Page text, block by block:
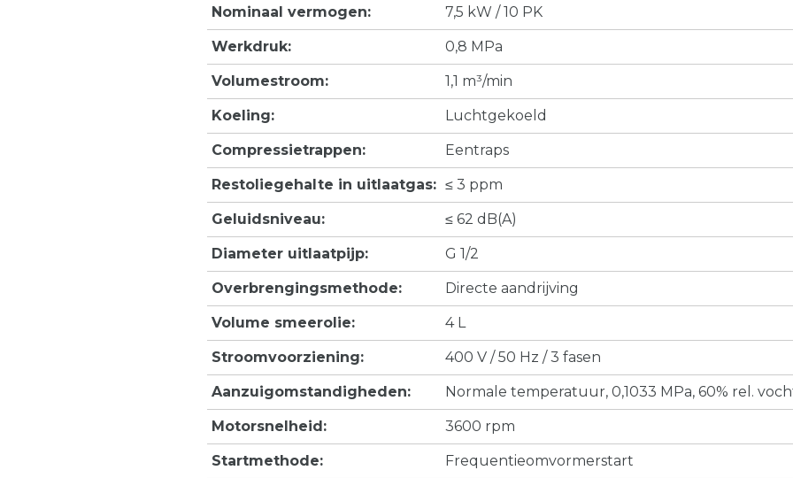
Nominaal vermogen: 7,5 kW / 10 PK
Werkdruk: 0,8 MPa
Volumestroom: 1,1 m³/min
Koeling: Luchtgekoeld
Compressietrappen: Eentraps
Restoliegehalte in uitlaatgas: ≤ 3 ppm
Geluidsniveau: ≤ 62 dB(A)
Diameter uitlaatpijp: G 1/2
Overbrengingsmethode: Directe aandrijving
Volume smeerolie: 4 L
Stroomvoorziening: 400 V / 50 Hz / 3 fasen
Aanzuigomstandigheden: Normale temperatuur, 0,1033 MPa, 60% rel.
Motorsnelheid: 3600 rpm
Startmethode: Frequentieomvormerstart